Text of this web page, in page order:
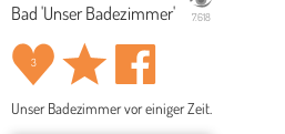
Bad 'Unser Badezimmer' 7.618
3
Unser Badezimmer vor einiger Zeit.